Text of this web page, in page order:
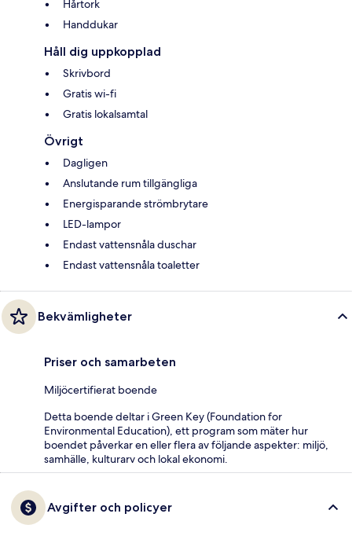
Hårtork
Handdukar
Håll dig uppkopplad
Skrivbord
Gratis wi-fi
Gratis lokalsamtal
Övrigt
Dagligen
Anslutande rum tillgängliga
Energisparande strömbrytare
LED-lampor
Endast vattensnåla duschar
Endast vattensnåla toaletter
Bekvämligheter
Priser och samarbeten
Miljöcertifierat boende
Detta boende deltar i Green Key (Foundation for
Environmental Education), ett program som mäter hur
boendet påverkar en eller flera av följande aspekter: miljö,
samhälle, kulturarv och lokal ekonomi.
Avgifter och policyer